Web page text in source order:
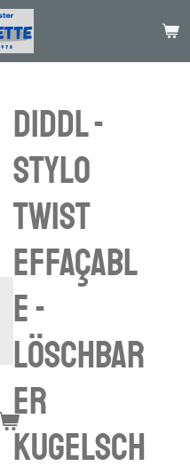
Diddl -
Stylo
Twist
effaçabl
e -
löschbar
er
Kugelsch